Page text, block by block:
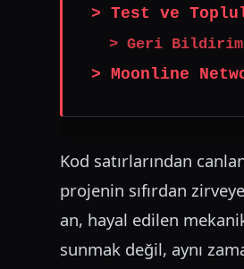
> Test ve
> Geri
> Moonline
Kod satırlarından
projenin sıfırdan
an, hayal edilen
sunmak değil, aynı